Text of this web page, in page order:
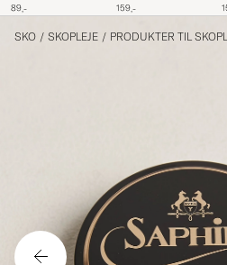
89,- 159,-
SKO / SKOPLEJE / PRODUKTER TIL